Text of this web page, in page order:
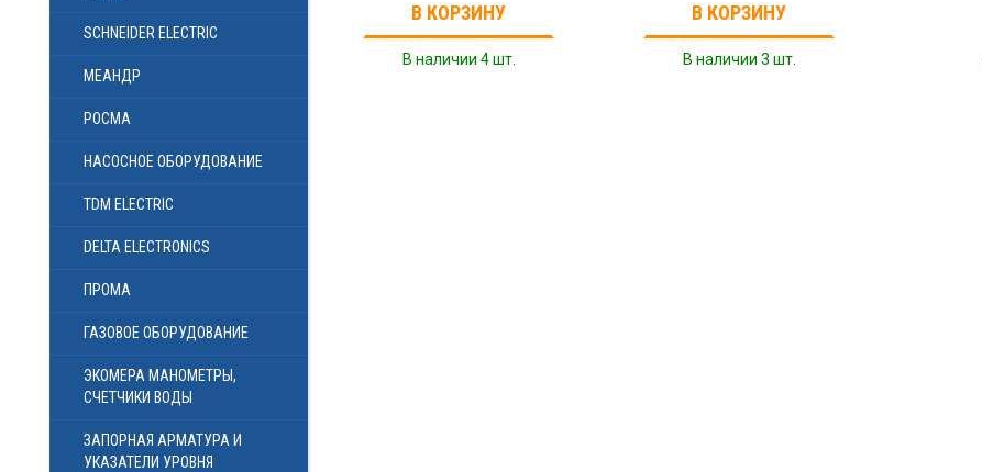
SCHNEIDER ELECTRIC
МЕАНДР
РОСМА
НАСОСНОЕ ОБОРУДОВАНИЕ
TDM ELECTRIC
DELTA ELECTRONICS
ПРОМА
ГАЗОВОЕ ОБОРУДОВАНИЕ
ЭКОМЕРА МАНОМЕТРЫ,
СЧЕТЧИКИ ВОДЫ
ЗАПОРНАЯ АРМАТУРА И
УКАЗАТЕЛИ УРОВНЯ
В КОРЗИНУ
В наличии 4 шт.
В КОРЗИНУ
В наличии 3 шт.